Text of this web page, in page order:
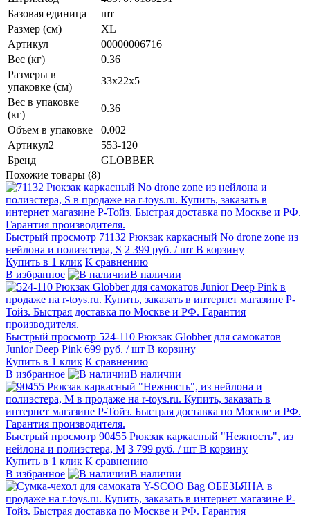
Базовая единица
шт
Размер (см)
XL
Артикул
00000006716
Вес (кг)
0.36
Размеры в
упаковке (см)
33х22х5
Вес в упаковке
(кг)
0.36
Объем в упаковке
0.002
Артикул2
553-120
Бренд
GLOBBER
Похожие товары (8)
Быстрый просмотр 71132 Рюкзак каркасный No drone zone из
нейлона и полиэстера, S 2 399 руб. / шт В корзину
Купить в 1 клик К сравнению
В избранное
В наличии
Быстрый просмотр 524-110 Рюкзак Globber для самокатов
Junior Deep Pink 699 руб. / шт В корзину
Купить в 1 клик К сравнению
В избранное
В наличии
Быстрый просмотр 90455 Рюкзак каркасный "Нежность", из
нейлона и полиэстера, М 3 799 руб. / шт В корзину
Купить в 1 клик К сравнению
В избранное
В наличии